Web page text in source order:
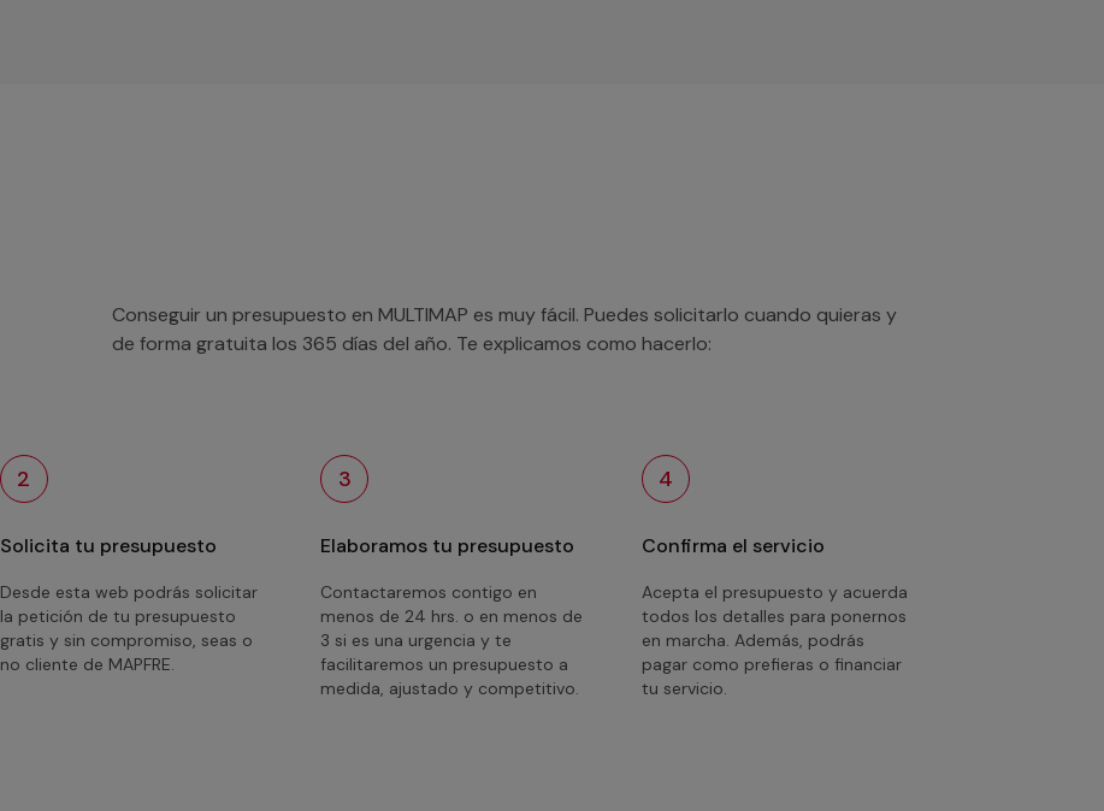
Conseguir un presupuesto en MULTIMAP es muy fácil. Puedes solicitarlo cuando quieras y
de forma gratuita los 365 días del año. Te explicamos como hacerlo:
2
Solicita tu presupuesto
Desde esta web podrás solicitar
la petición de tu presupuesto
gratis y sin compromiso, seas o
no cliente de MAPFRE.
3
Elaboramos tu presupuesto
Contactaremos contigo en
menos de 24 hrs. o en menos de
3 si es una urgencia y te
facilitaremos un presupuesto a
medida, ajustado y competitivo.
4
Confirma el servicio
Acepta el presupuesto y acuerda
todos los detalles para ponernos
en marcha. Además, podrás
pagar como prefieras o financiar
tu servicio.